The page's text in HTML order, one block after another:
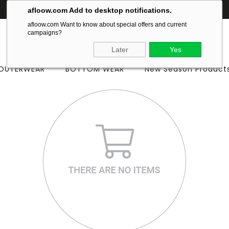
afloow.com Add to desktop notifications.
afloow.com Want to know about special offers and current
campaigns?
Later Yes
200 TL ve üzeri alışverişlerinizdeÜCRETSİZ KARGO
BOTTOM WEAR New Season